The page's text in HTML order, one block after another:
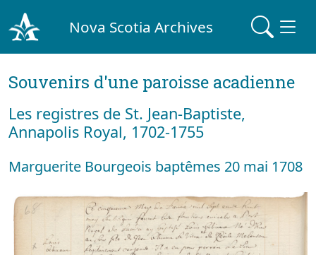
Nova Scotia Archives
Souvenirs d'une paroisse acadienne
Les registres de St. Jean-Baptiste,
Annapolis Royal, 1702-1755
Marguerite Bourgeois baptêmes 20 mai 1708